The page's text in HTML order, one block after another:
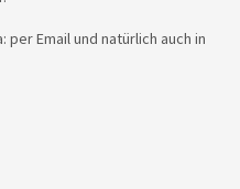
Email und natürlich auch in